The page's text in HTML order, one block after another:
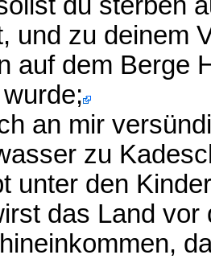
und zu deinem
auf dem Berge
wurde;
an mir
zu
unter den
das Land